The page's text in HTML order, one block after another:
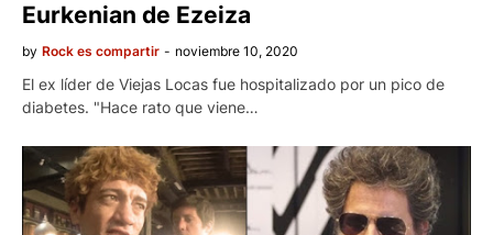
Eurkenian de Ezeiza
by Rock es compartir - noviembre 10, 2020
El ex líder de Viejas Locas fue hospitalizado por un pico de
diabetes. "Hace rato que viene…